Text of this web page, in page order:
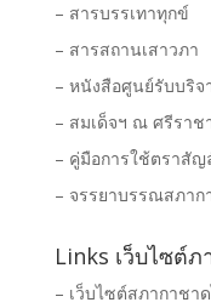
– สารบรรเทาทุกข์
– สารสถานเสาวภา
– หนังสือศูนย์รับบริจ
– สมเด็จฯ ณ ศรีราช
– คู่มือการใช้ตราสั
– จรรยาบรรณสภาก
Links เว็บไซต์
– เว็บไซต์สภากาชา